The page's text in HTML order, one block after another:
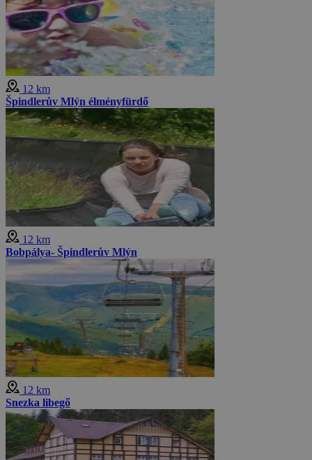
12 km
Špindlerův Mlýn élményfürdő
12 km
Bobpálya- Špindlerův Mlýn
12 km
Snezka libegő